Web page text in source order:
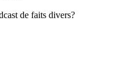
de faits divers?